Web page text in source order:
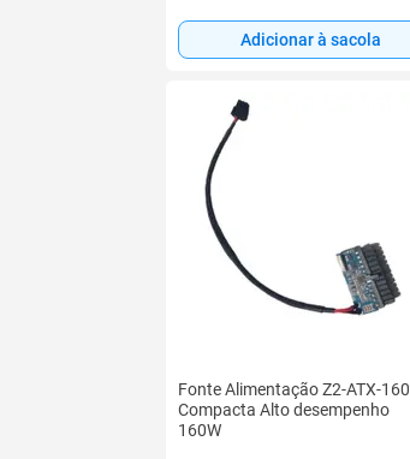
Adicionar à sacola
Fonte Alimentação Z2-ATX-160
Compacta Alto desempenho
160W